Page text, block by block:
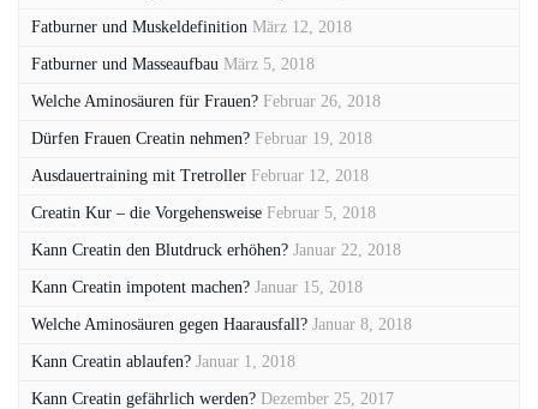
Fatburner und Muskeldefinition März 12, 2018
Fatburner und Masseaufbau März 5, 2018
Welche Aminosäuren für Frauen? Februar 26, 2018
Dürfen Frauen Creatin nehmen? Februar 19, 2018
Ausdauertraining mit Tretroller Februar 12, 2018
Creatin Kur – die Vorgehensweise Februar 5, 2018
Kann Creatin den Blutdruck erhöhen? Januar 22, 2018
Kann Creatin impotent machen? Januar 15, 2018
Welche Aminosäuren gegen Haarausfall? Januar 8, 2018
Kann Creatin ablaufen? Januar 1, 2018
Kann Creatin gefährlich werden? Dezember 25, 2017